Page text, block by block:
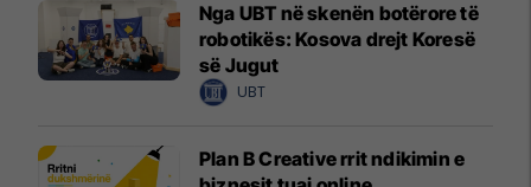
Nga UBT në skenën botërore të
robotikës: Kosova drejt Koresë
së Jugut
UBT
Plan B Creative rrit ndikimin e